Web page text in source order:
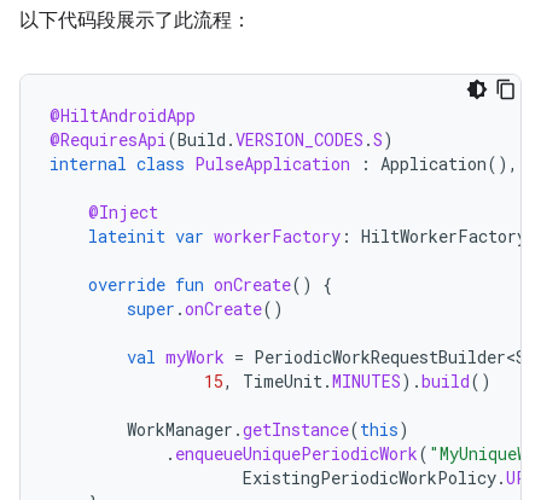
以下代码段展示了此流程：
@HiltAndroidApp
@RequiresApi(Build .VERSION_CODES .S)
internal class PulseApplication : Application(),
@Inject
lateinit var workerFactory : HiltWorkerFactory
override fun onCreate()
{
super .onCreate()
val myWork =
15, TimeUnit.MINUTES).build()
WorkManager .getInstance(this)
. enqueueUniquePeriodicWork(
ExistingPeriodicWorkPolicy.